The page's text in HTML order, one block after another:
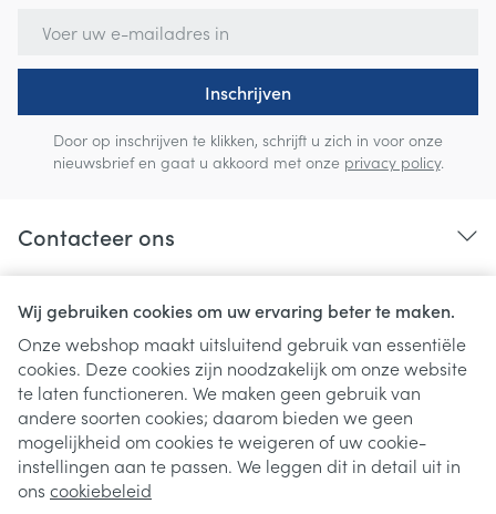
Wij gebruiken cookies om uw ervaring beter te maken.
Onze webshop maakt uitsluitend gebruik van essentiële
cookies. Deze cookies zijn noodzakelijk om onze website
te laten functioneren. We maken geen gebruik van
andere soorten cookies; daarom bieden we geen
mogelijkheid om cookies te weigeren of uw cookie-
instellingen aan te passen. We leggen dit in detail uit in
ons cookiebeleid
Inschrijven
Door op inschrijven te klikken, schrijft u zich in voor onze
nieuwsbrief en gaat u akkoord met onze privacy policy.
Contacteer ons
Juridische links